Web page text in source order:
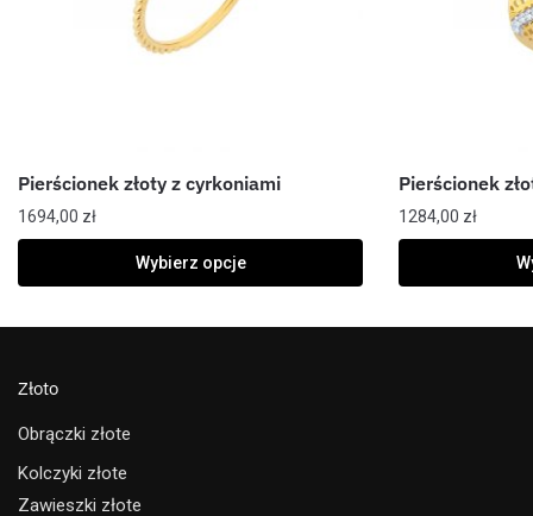
Pierścionek złoty z cyrkoniami
1694,00 zł
Wybierz opcje
Pierścionek
1284,00 zł
Złoto
Obrączki złote
Kolczyki złote
Zawieszki złote